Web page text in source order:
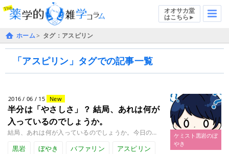
オオサカ堂
はこちら►
ホーム タグ：アスピリン
「アスピリン」タグでの記事一覧
ケミスト黒岩のぼ
やき
2016 / 06 / 15 New
半分は「やさしさ」？ 結局、あれは何が
入っているのでしょうか。
結局、あれは何が入っているのでしょうか。今日のぼやき こんにちは、薬剤師のケミスト黒岩です。 名古屋出身の私は子供のころ........
黒岩 ぼやき バファリン
アスピリン